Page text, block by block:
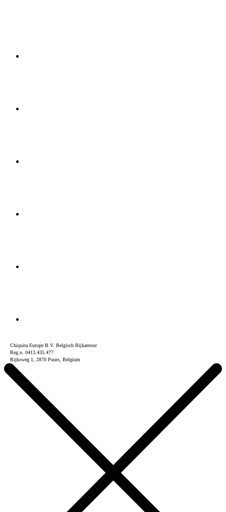
Chiquita Europe B.V. Belgisch Bijkantoor
Reg.n. 0413.435.477
Rijksweg 1, 2870 Puurs, Belgium